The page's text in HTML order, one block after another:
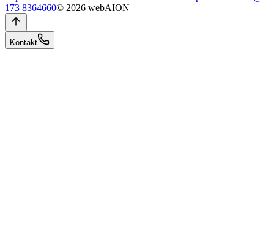
173 8364660© 2026 webAION
Kontakt